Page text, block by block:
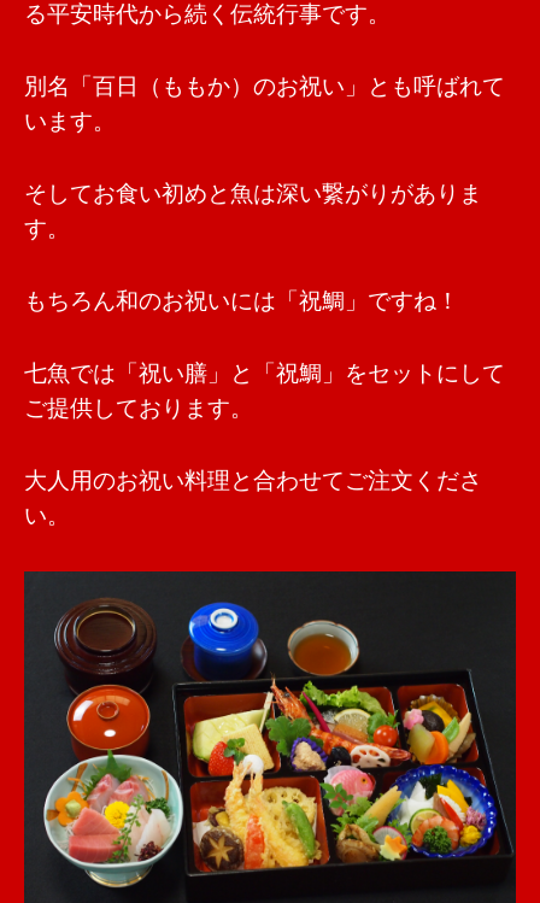
る平安時代から続く伝統行事です。
別名「百日（ももか）のお祝い」とも呼ばれて
います。
そしてお食い初めと魚は深い繋がりがありま
す。
もちろん和のお祝いには「祝鯛」ですね！
七魚では「祝い膳」と「祝鯛」をセットにして
ご提供しております。
大人用のお祝い料理と合わせてご注文くださ
い。